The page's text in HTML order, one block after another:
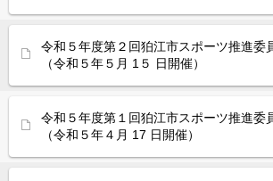
令和５年度第２回狛江市スポーツ推進委
（令和５年５月 1５ 日開催）
令和５年度第１回狛江市スポーツ推進委
（令和５年４月 17 日開催）